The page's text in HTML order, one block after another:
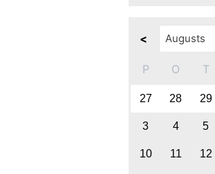
<
P O T
27 28 29
3 4 5
10 11 12